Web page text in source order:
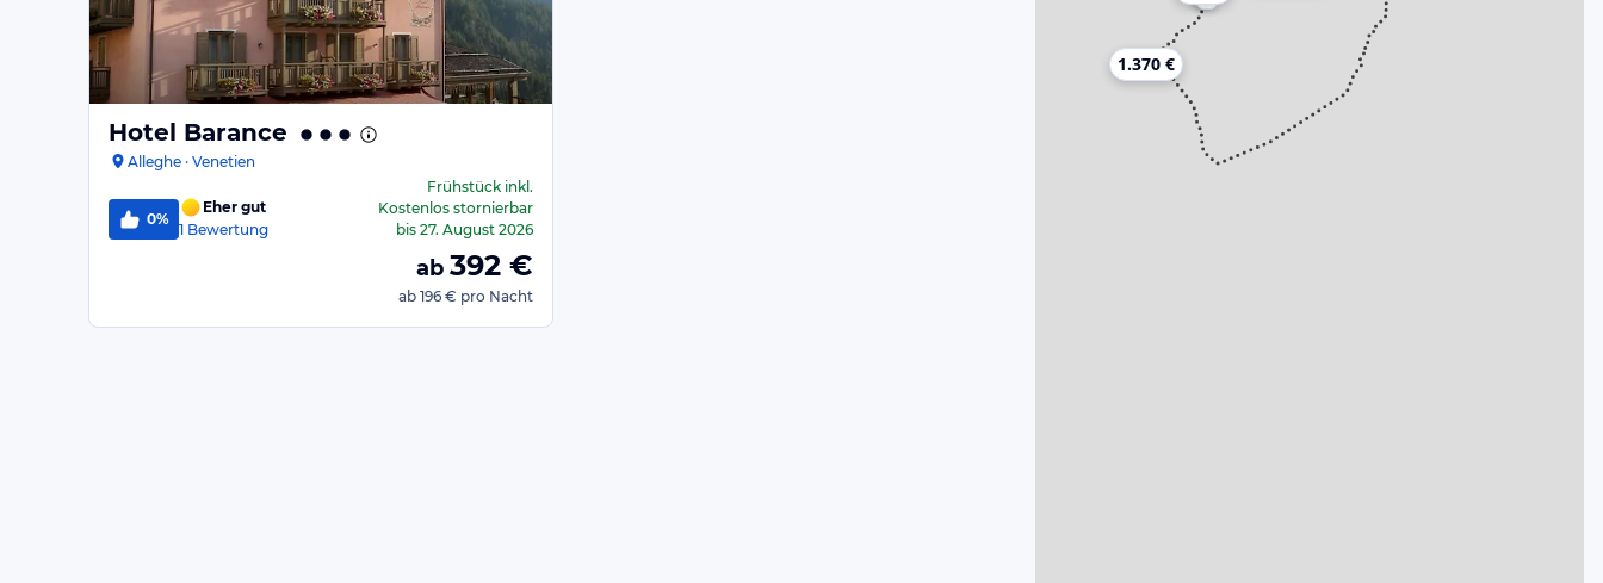
Hotel Barance
Alleghe · Venetien
0%
Eher gut
1 Bewertung
Frühstückinkl.
Kostenlos stornierbar
bis 27. August 2026
ab 392 €
ab 196 € pro Nacht
1.370 €